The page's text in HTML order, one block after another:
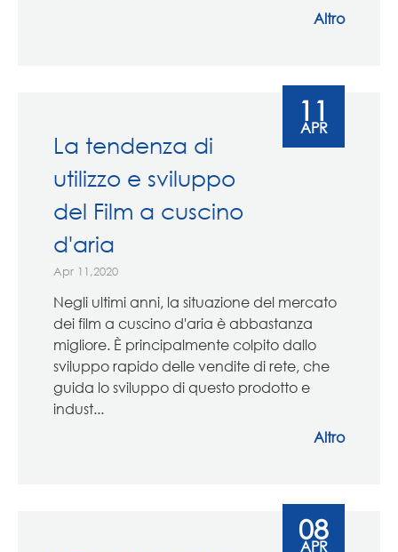
Altro
La tendenza di
utilizzo e sviluppo
del Film a cuscino
d'aria
Apr 11,2020
Negli ultimi anni, la situazione del mercato
dei film a cuscino d'aria è abbastanza
migliore. È principalmente colpito dallo
sviluppo rapido delle vendite di rete, che
guida lo sviluppo di questo prodotto e
indust...
Altro
11
APR
08
APR